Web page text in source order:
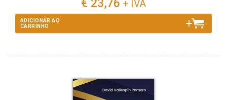
€ 23,76 + IVA
ADICIONAR AO
CARRINHO